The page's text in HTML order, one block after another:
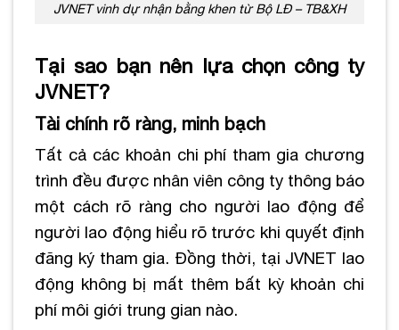
JVNET vinh dự nhận bằng khen từ Bộ LĐ – TB&XH
Tại sao bạn nên lựa chọn công ty
JVNET?
Tài chính rõ ràng, minh bạch
Tất cả các khoản chi phí tham gia chương
trình đều được nhân viên công ty thông báo
một cách rõ ràng cho người lao động để
người lao động hiểu rõ trước khi quyết định
đăng ký tham gia. Đồng thời, tại JVNET lao
động không bị mất thêm bất kỳ khoản chi
phí môi giới trung gian nào.